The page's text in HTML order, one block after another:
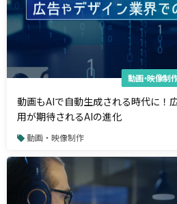
動画・映像制
動画もAIで自動生成される時代に！
用が期待されるAIの進化
動画・映像制作